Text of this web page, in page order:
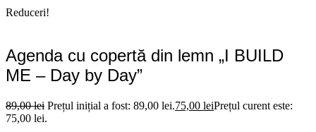
Reduceri!
Agenda cu copertă din lemn „I BUILD
ME – Day by Day”
89,00lei Prețul inițial a fost: 89,00 lei.75,00 leiPrețul curent este:
75,00 lei.